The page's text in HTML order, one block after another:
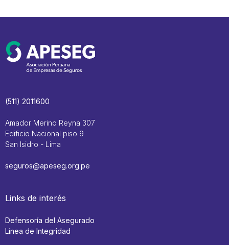
(511) 2011600
Amador Merino Reyna 307
Edificio Nacional piso 9
San Isidro - Lima
seguros@apeseg.org.pe
Links de interés
Defensoría del Asegurado
Línea de Integridad